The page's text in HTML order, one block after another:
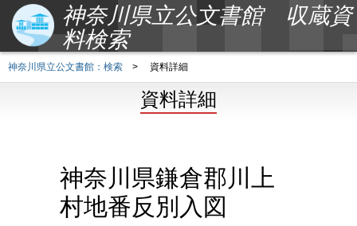
神奈川県立公文書館 収蔵資
料検索
神奈川県立公文書館：検索 > 資料詳細
資料詳細
神奈川県鎌倉郡川上
村地番反別入図